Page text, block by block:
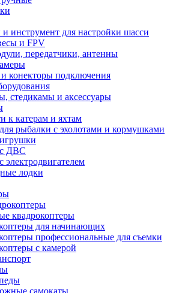
инструмент для настройки шасси
и FPV
передатчики, антенны
конекторы подключения
стедикамы и аксессуары
к катерам и яхтам
рыбалки с эхолотами и кормушками
с ДВС
электродвигателем
лодки
квадрокоптеры
для начинающих
профессиональные для съемки
с камерой
самокаты